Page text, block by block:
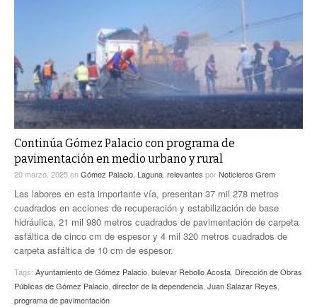
Continúa Gómez Palacio con programa de
pavimentación en medio urbano y rural
20 marzo, 2025enGómez Palacio, Laguna, relevantes porNoticieros Grem
Las labores en esta importante vía, presentan 37 mil 278 metros
cuadrados en acciones de recuperación y estabilización de base
hidráulica, 21 mil 980 metros cuadrados de pavimentación de carpeta
asfáltica de cinco cm de espesor y 4 mil 320 metros cuadrados de
carpeta asfáltica de 10 cm de espesor.
Tags: Ayuntamiento de Gómez Palacio, bulevar Rebollo Acosta, Dirección de Obras
Públicas de Gómez Palacio, director de la dependencia, Juan Salazar Reyes,
programa de pavimentación